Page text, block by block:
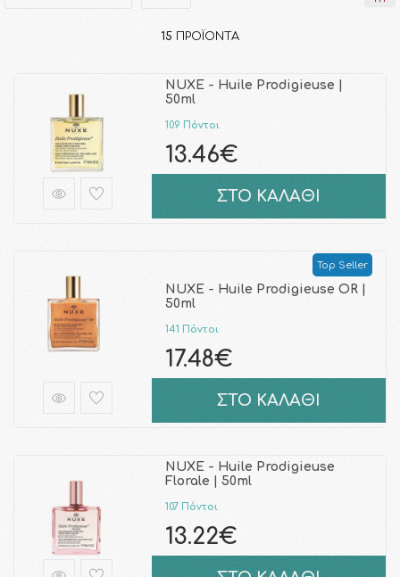
15 ΠΡΟΪΌΝΤΑ
NUXE - Huile Prodigieuse |
50ml
109 Πόντοι
13.46€
ΣΤΟ ΚΑΛΑΘΙ
Top Seller
NUXE - Huile Prodigieuse OR |
50ml
141 Πόντοι
17.48€
ΣΤΟ ΚΑΛΑΘΙ
NUXE - Huile Prodigieuse
Florale | 50ml
107 Πόντοι
13.22€